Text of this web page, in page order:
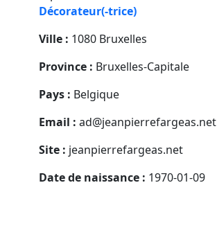
Décorateur(-trice)
Ville : 1080 Bruxelles
Province : Bruxelles-Capitale
Pays : Belgique
Email : ad@jeanpierrefargeas.net
Site : jeanpierrefargeas.net
Date de naissance : 1970-01-09